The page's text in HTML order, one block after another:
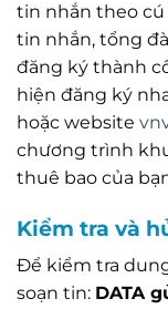
tin nhắn theo cú
tin nhắn, tổng
đăng ký thành
hiện đăng ký
hoặc website
chương trình
thuê bao của
Kiểm tra và
Để kiểm tra
soạn tin: DATA